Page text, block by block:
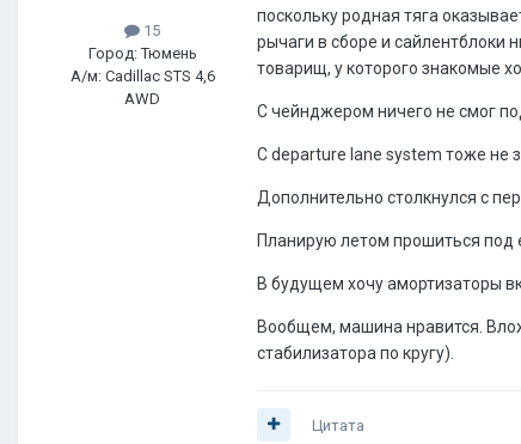
15
Город: Тюмень
А/м: Cadillac STS 4,6
AWD
поскольку родная тяга
рычаги в сборе и сайлентблоки
товарищ, у которого знакомые
С чейнджером ничего не смог
С departure lane system тоже не
Дополнительно столкнулся с
Планирую летом прошиться под
В будущем хочу амортизаторы
Вообщем, машина нравится.
стабилизатора по кругу).
Цитата